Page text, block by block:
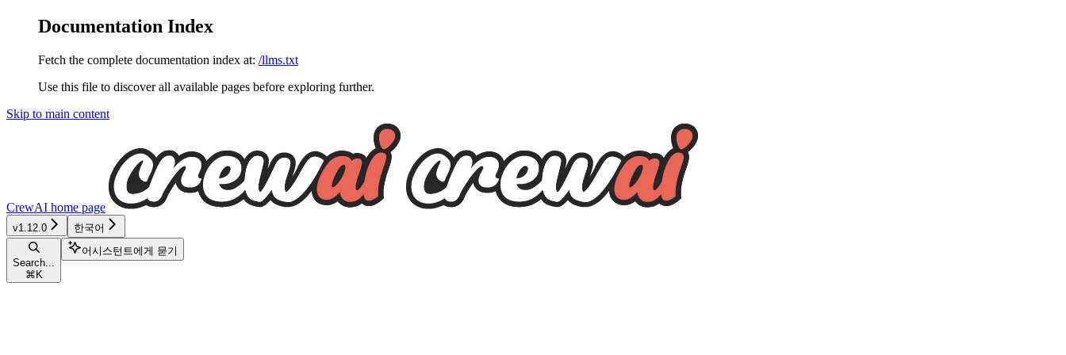
Documentation Index
Fetch the complete documentation index at: /llms.txt
Use this file to discover all available pages before exploring further.
Skip to main content
CrewAI home page
v1.12.0 한국어
Search...
⌘ K
어시스턴트에게 묻기